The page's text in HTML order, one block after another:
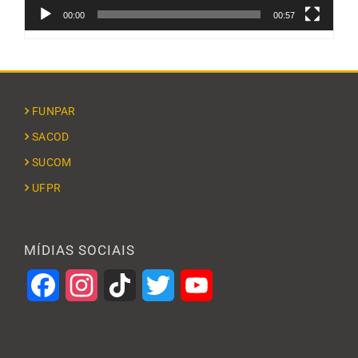
00:00 00:57
FUNPAR
SACOD
SUCOM
UFPR
MÍDIAS SOCIAIS
FacebookInstagramTikTok Twitter